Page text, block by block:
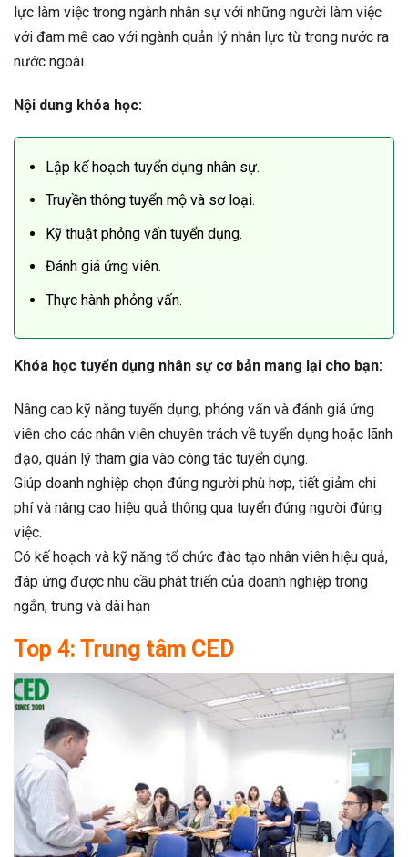
lực làm việc trong ngành nhân sự với những người làm việc
với đam mê cao với ngành quản lý nhân lực từ trong nước ra
nước ngoài.
Nội dung khóa học:
Lập kế hoạch tuyển dụng nhân sự.
Truyền thông tuyển mộ và sơ loại.
Kỹ thuật phỏng vấn tuyển dụng.
Đánh giá ứng viên.
Thực hành phỏng vấn.
Khóa học tuyển dụng nhân sự cơ bản mang lại cho bạn:
Nâng cao kỹ năng tuyển dụng, phỏng vấn và đánh giá ứng
viên cho các nhân viên chuyên trách về tuyển dụng hoặc lãnh
đạo, quản lý tham gia vào công tác tuyển dụng.
Giúp doanh nghiệp chọn đúng người phù hợp, tiết giảm chi
phí và nâng cao hiệu quả thông qua tuyển đúng người đúng
việc.
Có kế hoạch và kỹ năng tổ chức đào tạo nhân viên hiệu quả,
đáp ứng được nhu cầu phát triển của doanh nghiệp trong
ngắn, trung và dài hạn
Top 4: Trung tâm CED